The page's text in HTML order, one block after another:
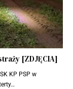
[ZDJĘCIA]
KP PSP w